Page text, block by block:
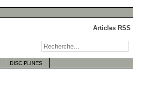
Articles RSS
DISCIPLINES